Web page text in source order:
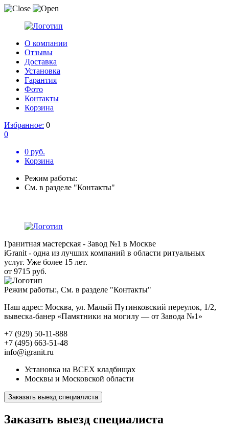
О компании
Отзывы
Доставка
Установка
Гарантия
Фото
Контакты
Корзина
Избранное: 0
0
0 руб.
Корзина
Режим работы:
См. в разделе "Контакты"
Гранитная мастерская - Завод №1 в Москве
iGranit - одна из лучших компаний в области ритуальных
услуг. Уже более 15 лет.
от 9715 руб.
Режим работы:, См. в разделе "Контакты"
Наш адрес: Москва, ул. Малый Путинковский переулок, 1/2,
вывеска-банер «Памятники на могилу — от Завода №1»
+7 (929) 50-11-888
+7 (495) 663-51-48
info@igranit.ru
Установка на ВСЕХ кладбищах
Москвы и Московской области
Заказать выезд специалиста
Заказать выезд специалиста